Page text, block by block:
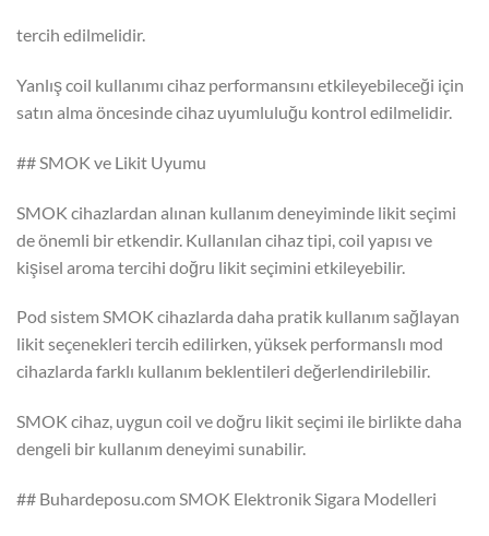
tercih edilmelidir.
Yanlış coil kullanımı cihaz performansını etkileyebileceği için
satın alma öncesinde cihaz uyumluluğu kontrol edilmelidir.
## SMOK ve Likit Uyumu
SMOK cihazlardan alınan kullanım deneyiminde likit seçimi
de önemli bir etkendir. Kullanılan cihaz tipi, coil yapısı ve
kişisel aroma tercihi doğru likit seçimini etkileyebilir.
Pod sistem SMOK cihazlarda daha pratik kullanım sağlayan
likit seçenekleri tercih edilirken, yüksek performanslı mod
cihazlarda farklı kullanım beklentileri değerlendirilebilir.
SMOK cihaz, uygun coil ve doğru likit seçimi ile birlikte daha
dengeli bir kullanım deneyimi sunabilir.
## Buhardeposu.com SMOK Elektronik Sigara Modelleri